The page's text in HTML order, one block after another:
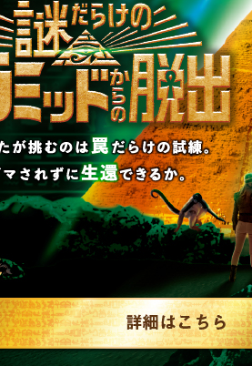
出ゲーム制作
材に関するお
のご相談／
国語でのお問